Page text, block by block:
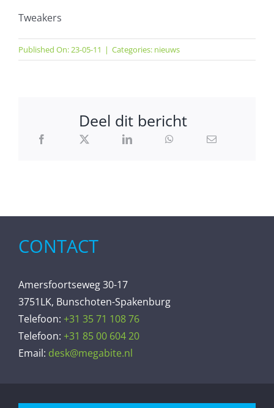
Tweakers
Published On: 23-05-11 | Categories: nieuws
Deel dit bericht
CONTACT
Amersfoortseweg 30-17
3751LK, Bunschoten-Spakenburg
Telefoon: +31 35 71 108 76
Telefoon: +31 85 00 604 20
Email: desk@megabite.nl